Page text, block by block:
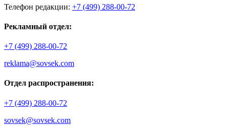
Телефон редакции: +7 (499) 288-00-72
Рекламный отдел:
+7 (499) 288-00-72
reklama@sovsek.com
Отдел распространения:
+7 (499) 288-00-72
sovsek@sovsek.com